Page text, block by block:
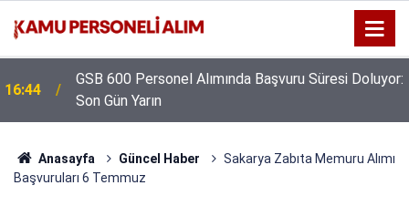
16:44
GSB 600 Personel Alımında Başvuru Süresi Doluyor:
Son Gün Yarın
Anasayfa Güncel Haber
Sakarya Zabıta Memuru Alımı
Başvuruları 6 Temmuz